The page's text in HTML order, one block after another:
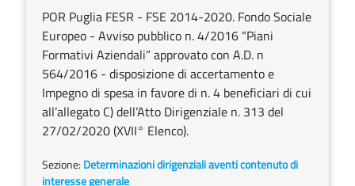
POR Puglia FESR - FSE 2014-2020. Fondo Sociale
Europeo - Avviso pubblico n. 4/2016 “Piani
Formativi Aziendali” approvato con A.D. n
564/2016 - disposizione di accertamento e
Impegno di spesa in favore di n. 4 beneficiari di cui
all’allegato C) dell’Atto Dirigenziale n. 313 del
27/02/2020 (XVII° Elenco).
Sezione: Determinazioni dirigenziali aventi contenuto di
interesse generale